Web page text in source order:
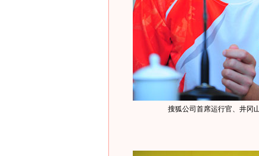
搜狐公司首席运行官、井冈